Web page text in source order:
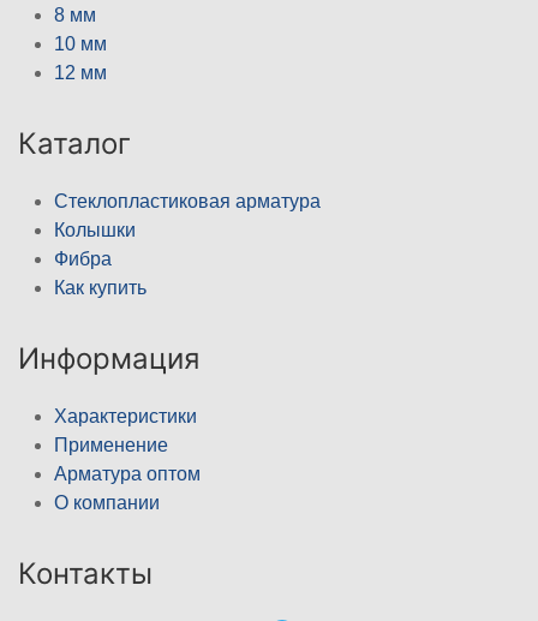
8 мм
10 мм
12 мм
Каталог
Стеклопластиковая арматура
Колышки
Фибра
Как купить
Информация
Характеристики
Применение
Арматура оптом
О компании
Контакты